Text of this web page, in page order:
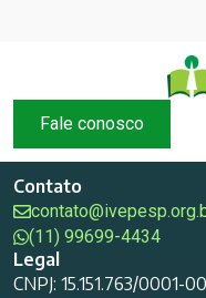
Fale conosco
Contato
(11) 99699-4434
Legal
CNPJ: 15.151.763/0001-00